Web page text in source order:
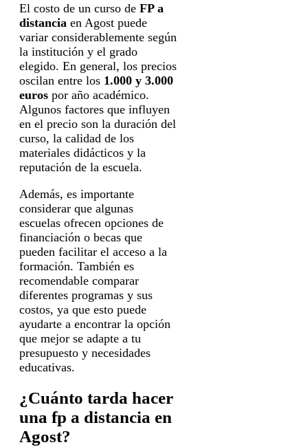
El costo de un curso de FP a
distancia en Agost puede
variar considerablemente según
la institución y el grado
elegido. En general, los precios
oscilan entre los 1.000 y 3.000
euros por año académico.
Algunos factores que influyen
en el precio son la duración del
curso, la calidad de los
materiales didácticos y la
reputación de la escuela.
Además, es importante
considerar que algunas
escuelas ofrecen opciones de
financiación o becas que
pueden facilitar el acceso a la
formación. También es
recomendable comparar
diferentes programas y sus
costos, ya que esto puede
ayudarte a encontrar la opción
que mejor se adapte a tu
presupuesto y necesidades
educativas.
¿Cuánto tarda hacer
una fp a distancia en
Agost?